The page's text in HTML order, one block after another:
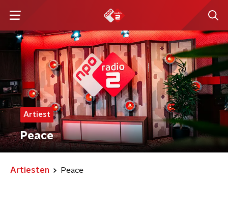
Artiest
Peace
Artiesten Peace